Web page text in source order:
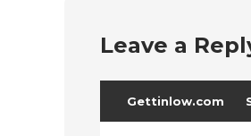
Leave a